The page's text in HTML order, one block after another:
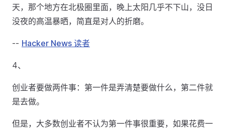
天，那个地方在北极圈里面，晚上太阳几乎不下山，没日
没夜的高温暴晒，简直是对人的折磨。
-- Hacker News 读者
4、
创业者要做两件事：第一件是弄清楚要做什么，第二件就
是去做。
但是，大多数创业者不认为第一件事很重要，如果花费一